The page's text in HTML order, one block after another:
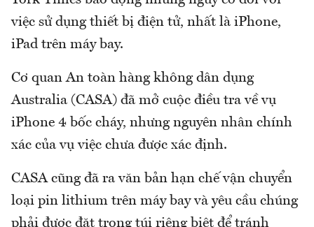
việc sử dụng thiết bị điện tử, nhất là iPhone,
iPad trên máy bay.
Cơ quan An toàn hàng không dân dụng
Australia (CASA) đã mở cuộc điều tra về vụ
iPhone 4 bốc cháy, nhưng nguyên nhân chính
xác của vụ việc chưa được xác định.
CASA cũng đã ra văn bản hạn chế vận chuyển
loại pin lithium trên máy bay và yêu cầu chúng
phải được đặt trong túi riêng biệt để tránh